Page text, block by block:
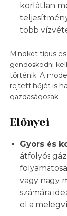
korlátlan
több
Mindkét típus
gondoskodni
történik. A
rejtett hőjét is
gazdaságosak.
Előnyei
Gyors és
átfolyós
vagy nagy
számára
el a